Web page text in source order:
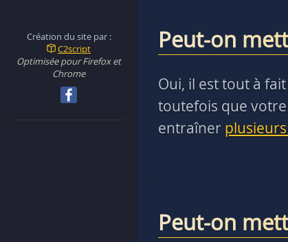
Peut-on
Oui, il est tout à
toutefois que
entraîner
Peut-on
Création du site par :
C2script
Optimisée pour Firefox et
Chrome